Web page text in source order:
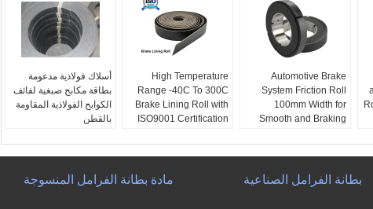
أسلاك فولاذية مدعومة
بطاقة مكابح صبغية لفائف
الكوابح الفولاذية المقاومة
بالقطن
سماكة:3-35 ملم
ميناء فوب:
تشينغداو ،
شنغهاي
High Temperature
Range -40C To 300C
Brake Lining Roll with
ISO9001 Certification
Performance:High
Packaging:
Automotive Brake
System Friction Roll
100mm Width for
Smooth and Braking
Packaging:Roll
Length:10m
Width:100mm
مادة بطانة الفرامل المنسوجة بطانة الفرامل الصناعية